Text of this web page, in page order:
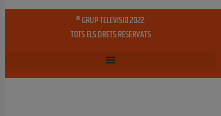
® GRUP TELEVISIO 2022.
TOTS ELS DRETS RESERVATS